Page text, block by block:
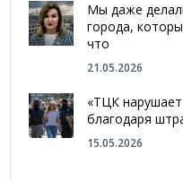
Мы даже
города,
что
21.05.2026
«ТЦК нарушает
благодаря
15.05.2026